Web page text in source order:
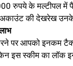
रुपये के मल्टीपल में
की देखरेख
पर आपको इनकम
इस स्कीम का लॉक